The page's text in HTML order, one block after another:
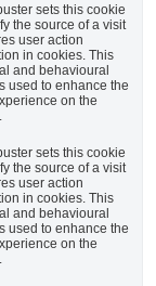
sets this cookie
the source of a visit
user action
in cookies. This
and behavioural
used to enhance the
on the
sets this cookie
the source of a visit
user action
in cookies. This
and behavioural
used to enhance the
on the